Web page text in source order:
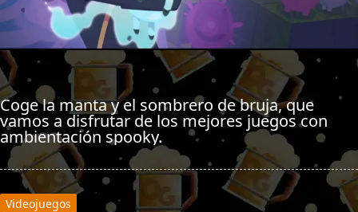
Coge la manta y el sombrero de bruja, que
vamos a disfrutar de los mejores juegos con
ambientación spooky.
Videojuegos